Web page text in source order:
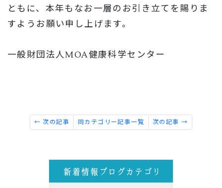
ともに、本年もなお一層のお引き立てを賜りま
すようお願い申し上げます。
一般財団法人MOA健康科学センター
← 次の記事 同カテゴリー記事一覧 次の記事 →